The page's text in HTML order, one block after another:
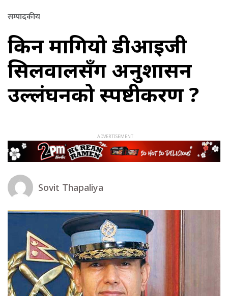
सम्पादकीय
किन मागियो डीआइजी
सिलवालसँग अनुशासन
उल्लंघनको स्पष्टीकरण ?
Sovit Thapaliya